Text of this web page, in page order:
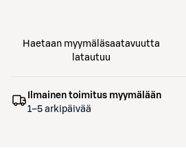
Haetaan myymäläsaatavuutta
latautuu
Ilmainen toimitus myymälään
1–5 arkipäivää